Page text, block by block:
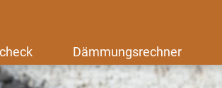
Dämmungsrechner